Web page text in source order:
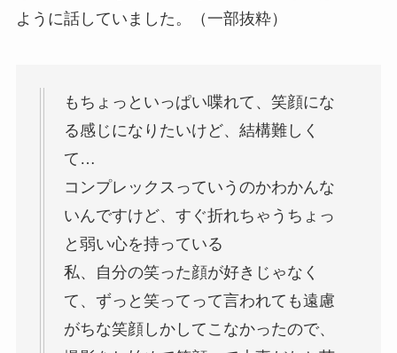
ように話していました。（一部抜粋）
もちょっといっぱい喋れて、笑顔にな
る感じになりたいけど、結構難しく
て…
コンプレックスっていうのかわかんな
いんですけど、すぐ折れちゃうちょっ
と弱い心を持っている
私、自分の笑った顔が好きじゃなく
て、ずっと笑ってって言われても遠慮
がちな笑顔しかしてこなかったので、